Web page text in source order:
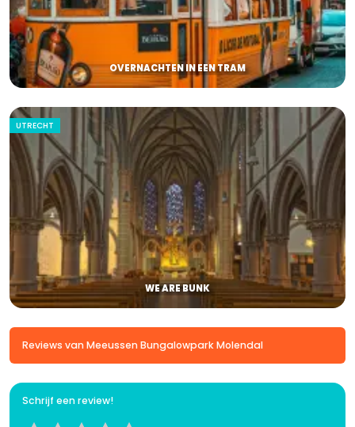
OVERNACHTEN IN EEN TRAM
UTRECHT
WE ARE BUNK
Reviews van Meeussen Bungalowpark Molendal
Schrijf een review!